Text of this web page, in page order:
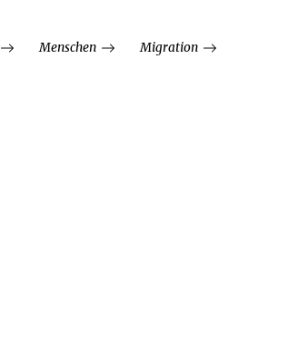
Menschen Migration